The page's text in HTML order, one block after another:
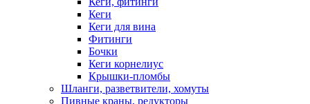
Кеги
Кеги для вина
Фитинги
Бочки
Кеги корнелиус
Крышки-пломбы
Шланги, разветвители, хомуты
Пивные краны, редукторы